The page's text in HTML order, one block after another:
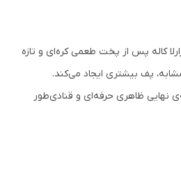
کاله پس از پخت طعمی کره‌ای و تازه
پف بیشتری ایجاد می‌کند.
نهایی ظاهری حرفه‌ای و قنادی‌طور